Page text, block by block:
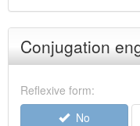
Conjugation
Reflexive form:
No